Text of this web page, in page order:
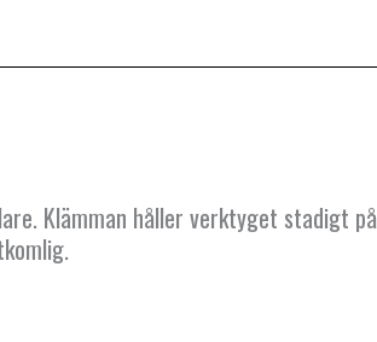
Klämman håller verktyget stadigt på